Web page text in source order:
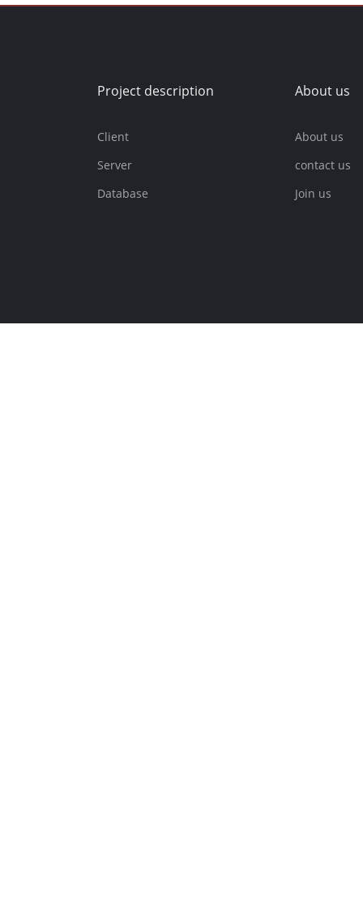
Project description
Client
Server
Database
About us
About us
contact us
Join us